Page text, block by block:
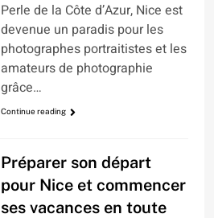
Perle de la Côte d’Azur, Nice est
devenue un paradis pour les
photographes portraitistes et les
amateurs de photographie
grâce…
Continue reading
Préparer son départ
pour Nice et commencer
ses vacances en toute